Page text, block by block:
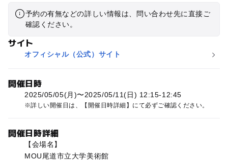
予約の有無などの詳しい情報は、問い合わせ先に直接ご
確認ください。
サイト
オフィシャル（公式）サイト
開催日時
2025/05/05(月)〜2025/05/11(日) 12:15-12:45
詳しい開催日は、【開催日時詳細】にて必ずご確認ください。
開催日時詳細
【会場名】
MOU尾道市立大学美術館